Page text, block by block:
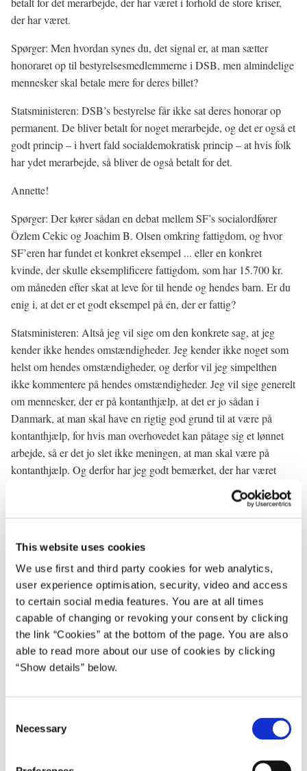
This website uses cookies
We use first and third party cookies for web analytics,
user experience optimisation, security, video and access
to certain social media features. You are at all times
capable of changing or revoking your consent by clicking
the link “Cookies” at the bottom of the page. You are also
able to read more about our use of cookies by clicking
“Show details” below.
Necessary
der har været.
Spørger: Men hvordan synes du, det signal er, at man sætter
honoraret op til bestyrelsesmedlemmerne i DSB, men almindelige
mennesker skal betale mere for deres billet?
Statsministeren: DSB’s bestyrelse får ikke sat deres honorar op
permanent. De bliver betalt for noget merarbejde, og det er også et
godt princip – i hvert fald socialdemokratisk princip – at hvis folk
har ydet merarbejde, så bliver de også betalt for det.
Annette!
Spørger: Der kører sådan en debat mellem SF’s socialordfører
Özlem Cekic og Joachim B. Olsen omkring fattigdom, og hvor
SF’eren har fundet et konkret eksempel ... eller en konkret
kvinde, der skulle eksemplificere fattigdom, som har 15.700 kr.
om måneden efter skat at leve for til hende og hendes barn. Er du
enig i, at det er et godt eksempel på én, der er fattig?
Statsministeren: Altså jeg vil sige om den konkrete sag, at jeg
kender ikke hendes omstændigheder. Jeg kender ikke noget som
helst om hendes omstændigheder, og derfor vil jeg simpelthen
ikke kommentere på hendes omstændigheder. Jeg vil sige generelt
om mennesker, der er på kontanthjælp, at det er jo sådan i
Danmark, at man skal have en rigtig god grund til at være på
kontanthjælp, for hvis man overhovedet kan påtage sig et lønnet
arbejde, så er det jo slet ikke meningen, at man skal være på
kontanthjælp. Og derfor har jeg godt bemærket, der har været
sådan en diskussion i øjeblikket om, hvorvidt det kunne betale sig
at arbejde, frem for at være på kontanthjælp. Der er rent faktisk
sådan, at hvis man overhovedet har mulighed for at påtage sig et
arbejde, så skal man påtage sig et arbejde og ikke være på
kontanthjælp. Og det er dét, vi også vil arbejde videre med. Vi er
meget opmærksomme på, at man skal bruge alle former for
incitamentsstrukturer til at sikre, at mennesker, der ikke har noget
arbejde, men egentlig godt kan være på arbejdsmarkedet, de
kommer på arbejdsmarkedet.
15.000 kr. efter skat om måneden at leve for, mener du så, man er
Statsministeren: Jeg synes igen, at den tænkte person er man nødt